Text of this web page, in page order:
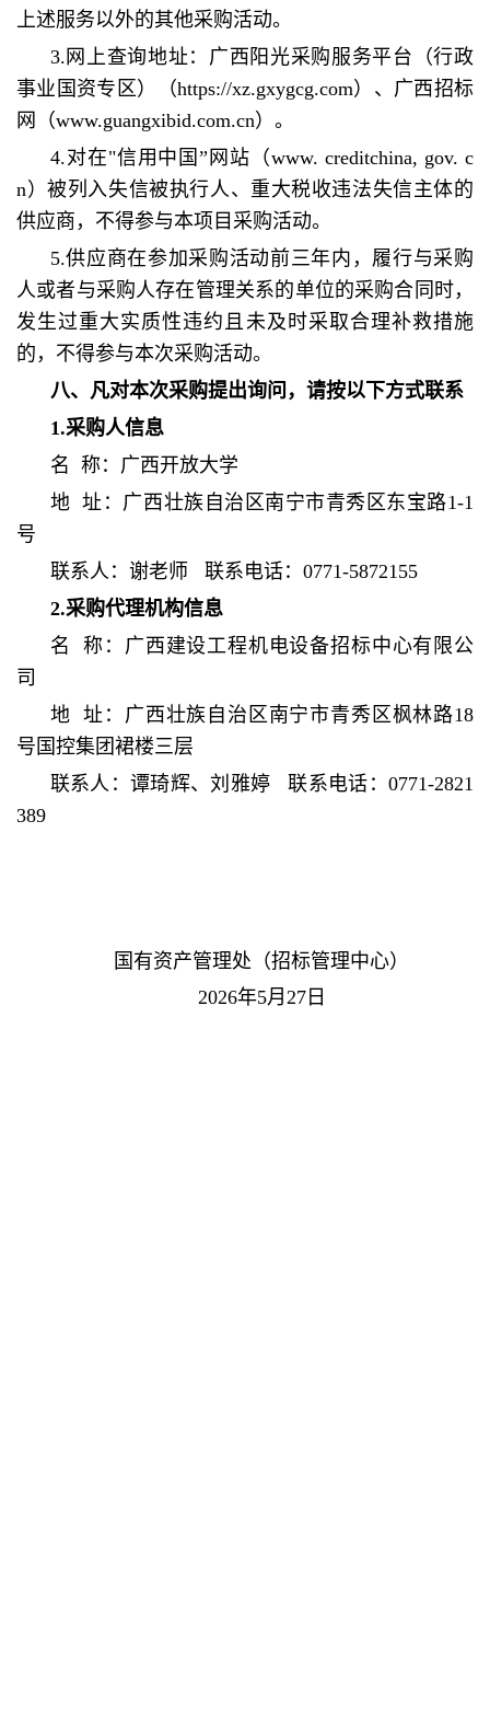
上述服务以外的其他采购活动。
3.网上查询地址：广西阳光采购服务平台（行政
事业国资专区）（https://xz.gxygcg.com）、广西招标
网（www.guangxibid.com.cn）。
4.对在"信用中国”网站（www. creditchina, gov. c
n）被列入失信被执行人、重大税收违法失信主体的
供应商，不得参与本项目采购活动。
5.供应商在参加采购活动前三年内，履行与采购
人或者与采购人存在管理关系的单位的采购合同时，
发生过重大实质性违约且未及时采取合理补救措施
的，不得参与本次采购活动。
八、凡对本次采购提出询问，请按以下方式联系
1.采购人信息
名 称：广西开放大学
地 址：广西壮族自治区南宁市青秀区东宝路1-1
号
联系人：谢老师 联系电话：0771-5872155
2.采购代理机构信息
名 称：广西建设工程机电设备招标中心有限公
司
地 址：广西壮族自治区南宁市青秀区枫林路18
号国控集团裙楼三层
联系人：谭琦辉、刘雅婷 联系电话：0771-2821
389
国有资产管理处（招标管理中心）
2026年5月27日